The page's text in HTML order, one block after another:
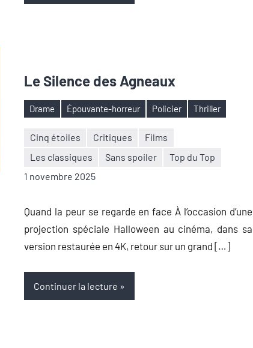
Le Silence des Agneaux
Étiquettes
Drame Épouvante-horreur Policier Thriller
Cinq étoiles Critiques
Films
Les classiques
Sans spoiler
Top du Top
1 novembre 2025
Nicolas
Auger
Aucun
commentaire
Quand la peur se regarde en face À l’occasion d’une
projection spéciale Halloween au cinéma, dans sa
version restaurée en 4K, retour sur un grand […]
Continuer la lecture